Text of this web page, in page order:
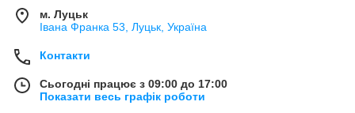
м. Луцьк
Івана Франка 53, Луцьк, Україна
Контакти
Сьогодні працює з 09:00 до 17:00
Показати весь графік роботи